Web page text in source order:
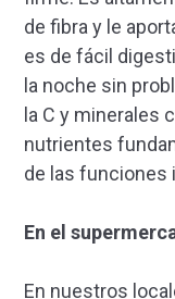
de fibra y le
es de fácil
la noche sin
la C y minerales
nutrientes
de las funciones
En el
En nuestros